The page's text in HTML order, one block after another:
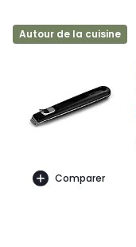
Autour de la cuisine
Comparer